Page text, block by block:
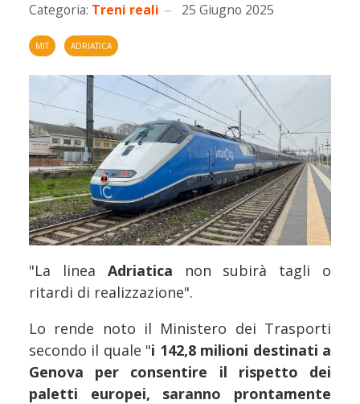
Categoria: Treni reali 25 Giugno 2025
MIT ADRIATICA
"La linea Adriatica non subirà tagli o
ritardi di realizzazione".
Lo rende noto il Ministero dei Trasporti
secondo il quale "i 142,8 milioni destinati a
Genova per consentire il rispetto dei
paletti europei, saranno prontamente